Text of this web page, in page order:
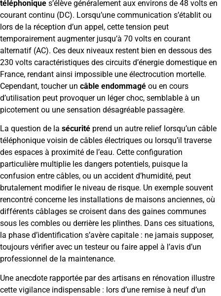
téléphonique s’élève généralement aux environs de 48 volts en
courant continu (DC). Lorsqu’une communication s’établit ou
lors de la réception d’un appel, cette tension peut
temporairement augmenter jusqu’à 70 volts en courant
alternatif (AC). Ces deux niveaux restent bien en dessous des
230 volts caractéristiques des circuits d’énergie domestique en
France, rendant ainsi impossible une électrocution mortelle.
Cependant, toucher un câble endommagé ou en cours
d’utilisation peut provoquer un léger choc, semblable à un
picotement ou une sensation désagréable passagère.
La question de la sécurité prend un autre relief lorsqu’un câble
téléphonique voisin de câbles électriques ou lorsqu’il traverse
des espaces à proximité de l’eau. Cette configuration
particulière multiplie les dangers potentiels, puisque la
confusion entre câbles, ou un accident d’humidité, peut
brutalement modifier le niveau de risque. Un exemple souvent
rencontré concerne les installations de maisons anciennes, où
différents câblages se croisent dans des gaines communes
sous les combles ou derrière les plinthes. Dans ces situations,
la phase d’identification s’avère capitale : ne jamais supposer,
toujours vérifier avec un testeur ou faire appel à l’avis d’un
professionnel de la maintenance.
Une anecdote rapportée par des artisans en rénovation illustre
cette vigilance indispensable : lors d’une remise à neuf d’un